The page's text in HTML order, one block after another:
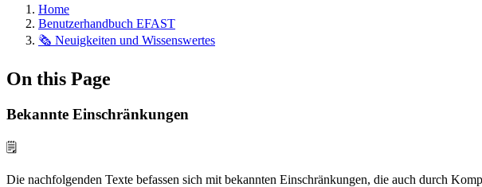
Home
Benutzerhandbuch EFAST
🗞️ Neuigkeiten und Wissenswertes
On this Page
Bekannte Einschränkungen
🗒️
Die nachfolgenden Texte befassen sich mit bekannten Einschränkungen, die auch durch